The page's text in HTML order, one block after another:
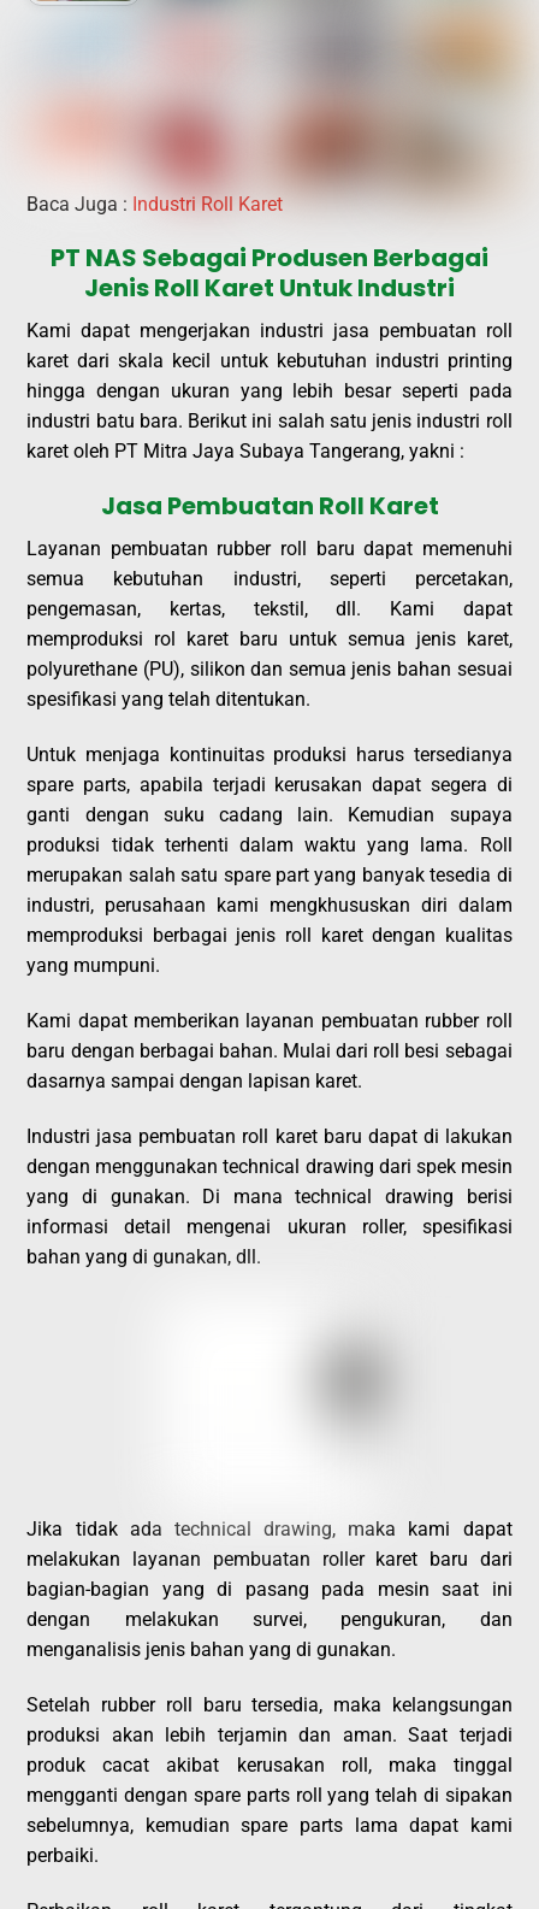
Baca Juga : Industri Roll Karet
PT NAS Sebagai Produsen Berbagai
Jenis Roll Karet Untuk Industri
Kami dapat mengerjakan industri jasa pembuatan roll
karet dari skala kecil untuk kebutuhan industri printing
hingga dengan ukuran yang lebih besar seperti pada
industri batu bara. Berikut ini salah satu jenis industri roll
karet oleh PT Mitra Jaya Subaya Tangerang, yakni :
Jasa Pembuatan Roll Karet
Layanan pembuatan rubber roll baru dapat memenuhi
semua kebutuhan industri, seperti percetakan,
pengemasan, kertas, tekstil, dll. Kami dapat
memproduksi rol karet baru untuk semua jenis karet,
polyurethane (PU), silikon dan semua jenis bahan sesuai
spesifikasi yang telah ditentukan.
Untuk menjaga kontinuitas produksi harus tersedianya
spare parts, apabila terjadi kerusakan dapat segera di
ganti dengan suku cadang lain. Kemudian supaya
produksi tidak terhenti dalam waktu yang lama. Roll
merupakan salah satu spare part yang banyak tesedia di
industri, perusahaan kami mengkhususkan diri dalam
memproduksi berbagai jenis roll karet dengan kualitas
yang mumpuni.
Kami dapat memberikan layanan pembuatan rubber roll
baru dengan berbagai bahan. Mulai dari roll besi sebagai
dasarnya sampai dengan lapisan karet.
Industri jasa pembuatan roll karet baru dapat di lakukan
dengan menggunakan technical drawing dari spek mesin
yang di gunakan. Di mana technical drawing berisi
informasi detail mengenai ukuran roller, spesifikasi
bahan yang di gunakan, dll.
Jika tidak ada technical drawing, maka kami dapat
melakukan layanan pembuatan roller karet baru dari
bagian-bagian yang di pasang pada mesin saat ini
dengan melakukan survei, pengukuran, dan
menganalisis jenis bahan yang di gunakan.
Setelah rubber roll baru tersedia, maka kelangsungan
produksi akan lebih terjamin dan aman. Saat terjadi
produk cacat akibat kerusakan roll, maka tinggal
mengganti dengan spare parts roll yang telah di sipakan
sebelumnya, kemudian spare parts lama dapat kami
perbaiki.